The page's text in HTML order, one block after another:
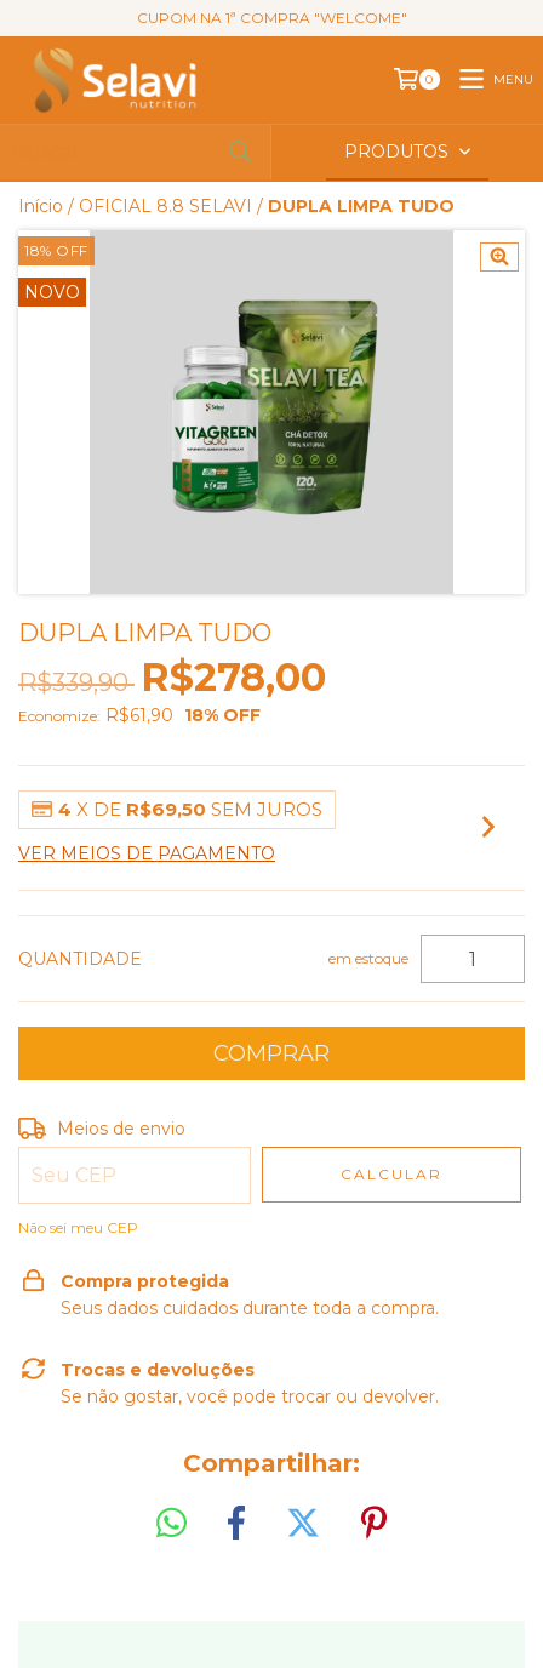
CUPOM NA 1ª COMPRA "WELCOME"
0 MENU
PRODUTOS
Início / OFICIAL 8.8 SELAVI / DUPLA LIMPA TUDO
18% OFF
NOVO
DUPLA LIMPA TUDO
R$339,90 R$278,00
Economize: R$61,90 18% OFF
4 X DE R$69,50 SEM JUROS
VER MEIOS DE PAGAMENTO
QUANTIDADE em estoque
Entregas para o CEP:
Meios de envio
CALCULAR
Não sei meu CEP
Compra protegida
Seus dados cuidados durante toda a compra.
Trocas e devoluções
Se não gostar, você pode trocar ou devolver.
Compartilhar: